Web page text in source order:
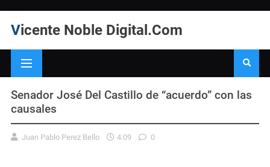
Vicente Noble Digital.Com
Senador José Del Castillo de “acuerdo” con las
causales
Juan Pablo Perez Bello 4:09 0